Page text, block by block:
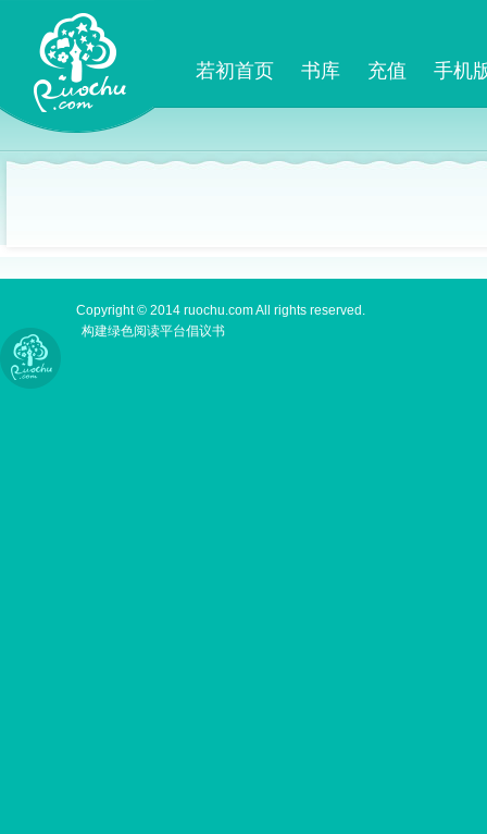
若初首页 书库 充值 手机
Copyright © 2014 ruochu.com All rights reserved.
构建绿色阅读平台倡议书